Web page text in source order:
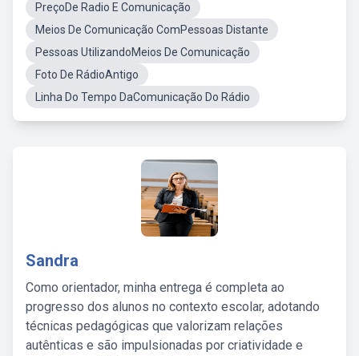
PreçoDe Radio E Comunicação
Meios De Comunicação ComPessoas Distante
Pessoas UtilizandoMeios De Comunicação
Foto De RádioAntigo
Linha Do Tempo DaComunicação Do Rádio
Sandra
Como orientador, minha entrega é completa ao
progresso dos alunos no contexto escolar, adotando
técnicas pedagógicas que valorizam relações
autênticas e são impulsionadas por criatividade e